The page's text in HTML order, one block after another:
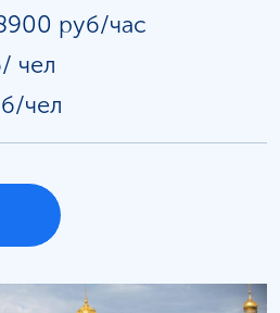
руб/час
чел
чел